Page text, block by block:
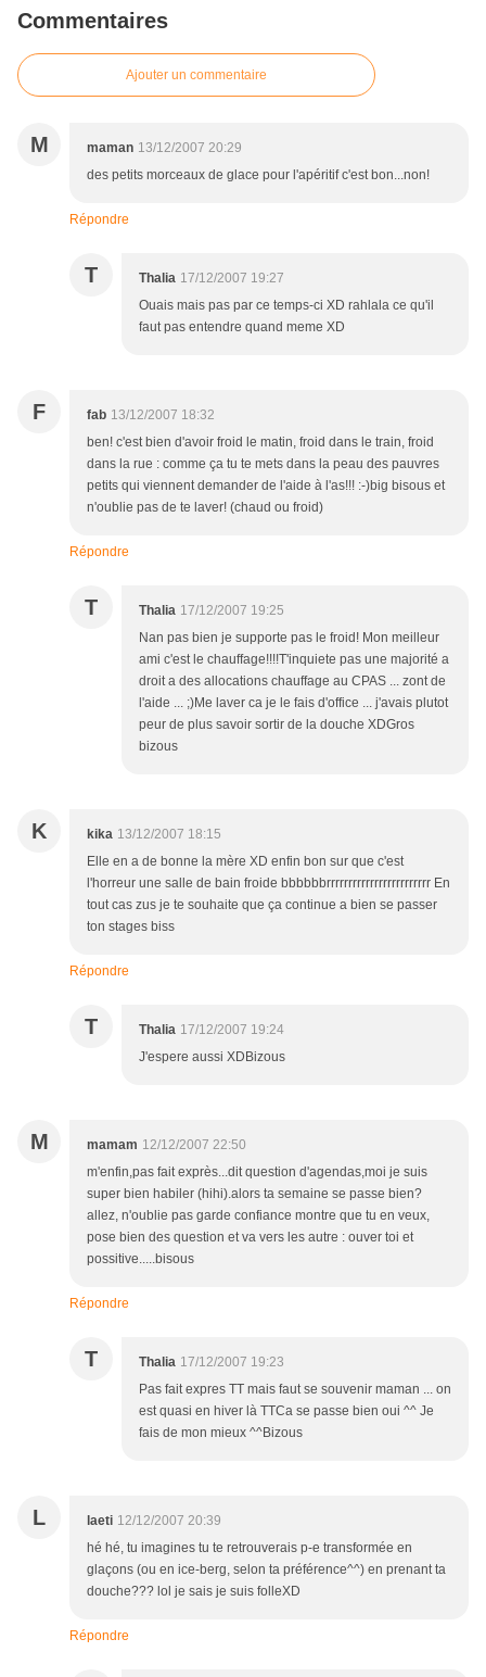
Commentaires
Ajouter un commentaire
M maman 13/12/2007 20:29
des petits morceaux de glace pour l'apéritif c'est bon...non!
Répondre
T Thalia 17/12/2007 19:27
Ouais mais pas par ce temps-ci XD rahlala ce qu'il
faut pas entendre quand meme XD
F fab 13/12/2007 18:32
ben! c'est bien d'avoir froid le matin, froid dans le train, froid
dans la rue : comme ça tu te mets dans la peau des pauvres
petits qui viennent demander de l'aide à l'as!!! :-)big bisous et
n'oublie pas de te laver! (chaud ou froid)
Répondre
T Thalia 17/12/2007 19:25
Nan pas bien je supporte pas le froid! Mon meilleur
ami c'est le chauffage!!!!T'inquiete pas une majorité a
droit a des allocations chauffage au CPAS ... zont de
l'aide ... ;)Me laver ca je le fais d'office ... j'avais plutot
peur de plus savoir sortir de la douche XDGros
bizous
K kika 13/12/2007 18:15
Elle en a de bonne la mère XD enfin bon sur que c'est
l'horreur une salle de bain froide bbbbbbrrrrrrrrrrrrrrrrrrrrrrrr En
tout cas zus je te souhaite que ça continue a bien se passer
ton stages biss
Répondre
T Thalia 17/12/2007 19:24
J'espere aussi XDBizous
M mamam 12/12/2007 22:50
m'enfin,pas fait exprès...dit question d'agendas,moi je suis
super bien habiler (hihi).alors ta semaine se passe bien?
allez, n'oublie pas garde confiance montre que tu en veux,
pose bien des question et va vers les autre : ouver toi et
possitive.....bisous
Répondre
T Thalia 17/12/2007 19:23
Pas fait expres TT mais faut se souvenir maman ... on
est quasi en hiver là TTCa se passe bien oui ^^ Je
fais de mon mieux ^^Bizous
L laeti 12/12/2007 20:39
hé hé, tu imagines tu te retrouverais p-e transformée en
glaçons (ou en ice-berg, selon ta préférence^^) en prenant ta
douche??? lol je sais je suis folleXD
Répondre